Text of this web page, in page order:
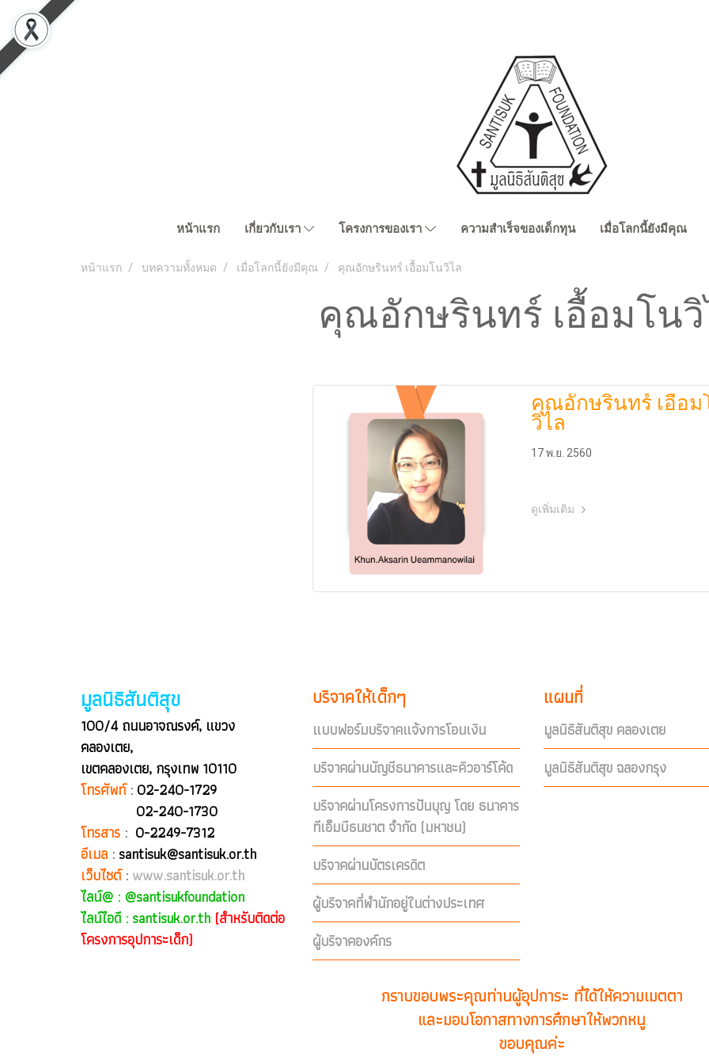
หน้าแรก เกี่ยวกับเรา โครงการของเรา ความสำเร็จของเด็กทุน เมื่อโลกนี้ยังมีคุณ
หน้าแรก บทความทั้งหมด เมื่อโลกนี้ยังมีคุณ คุณอักษรินทร์ เอื้อมโนวิไล
คุณอักษรินทร์ เอื้อมโน
คุณอักษรินทร์ เอื้อม
วิไล
17 พ.ย. 2560
ดูเพิ่มเติม
มูลนิธิสันติสุข
100/4 ถนนอาจณรงค์, แขวง
คลองเตย,
เขตคลองเตย, กรุงเทพ 10110
โทรศัพท์:02-240-1729
02-240-1730
โทรสาร : 0-2249-7312
อีเมล : santisuk@santisuk.or.th
เว็บไซต์: www.santisuk.or.th
ไลน์@ : @santisukfoundation
ไลน์ไอดี : santisuk.or.th (สำหรับติดต่อ
โครงการอุปการะเด็ก)
บริจาคให้เด็กๆ
แบบฟอร์มบริจาคแจ้งการโอนเงิน
บริจาคผ่านบัญชีธนาคารและคิวอาร์โค้ด
บริจาคผ่านโครงการปันบุญ โดย ธนาคาร
ทีเอ็มบีธนชาต จำกัด (มหาชน)
บริจาคผ่านบัตรเครดิต
ผู้บริจาคที่พำนักอยู่ในต่างประเทศ
ผู้บริจาคองค์กร
แผนที่
มูลนิธิสันติสุข คลองเตย
มูลนิธิสันติสุข ฉลองกรุง
กราบขอบพระคุณท่านผู้อุปการะ ที่ได้ให้ความเมตตา
และมอบโอกาสทางการศึกษาให้พวกหนู
ขอบคุณค่ะ